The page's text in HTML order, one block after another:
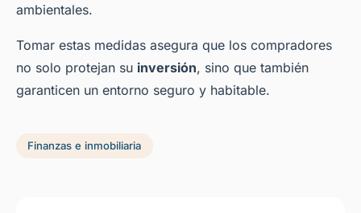
ambientales.
Tomar estas medidas asegura que los compradores
no solo protejan su inversión, sino que también
garanticen un entorno seguro y habitable.
Finanzas e inmobiliaria